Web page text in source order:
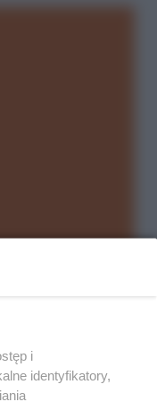
Polecane
i
identyfikatory,